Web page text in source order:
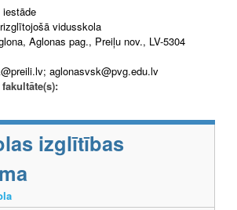
vidusskola
Aglonas pag., Preiļu nov., LV-5304
aglonasvsk@pvg.edu.lv
izglītības